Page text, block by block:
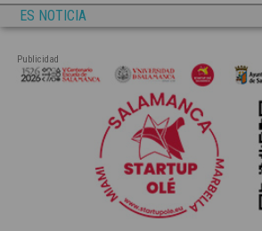
ES NOTICIA
Publicidad